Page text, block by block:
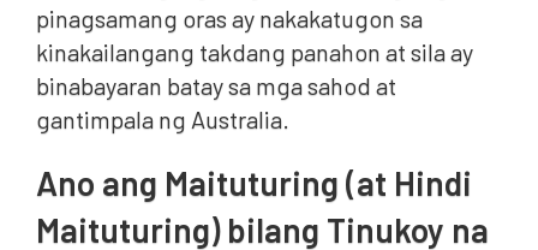
pinagsamang oras ay nakakatugon sa
kinakailangang takdang panahon at sila ay
binabayaran batay sa mga sahod at
gantimpala ng Australia.
Ano ang Maituturing (at Hindi
Maituturing) bilang Tinukoy na